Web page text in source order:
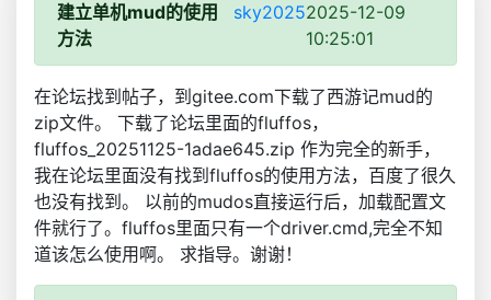
建立单机mud的使用
方法
sky20252025-12-09
10:25:01
在论坛找到帖子，到gitee.com下载了西游记mud的
zip文件。 下载了论坛里面的fluffos，
fluffos_20251125-1adae645.zip 作为完全的新手，
我在论坛里面没有找到fluffos的使用方法，百度了很久
也没有找到。 以前的mudos直接运行后，加载配置文
件就行了。fluffos里面只有一个driver.cmd,完全不知
道该怎么使用啊。 求指导。谢谢！